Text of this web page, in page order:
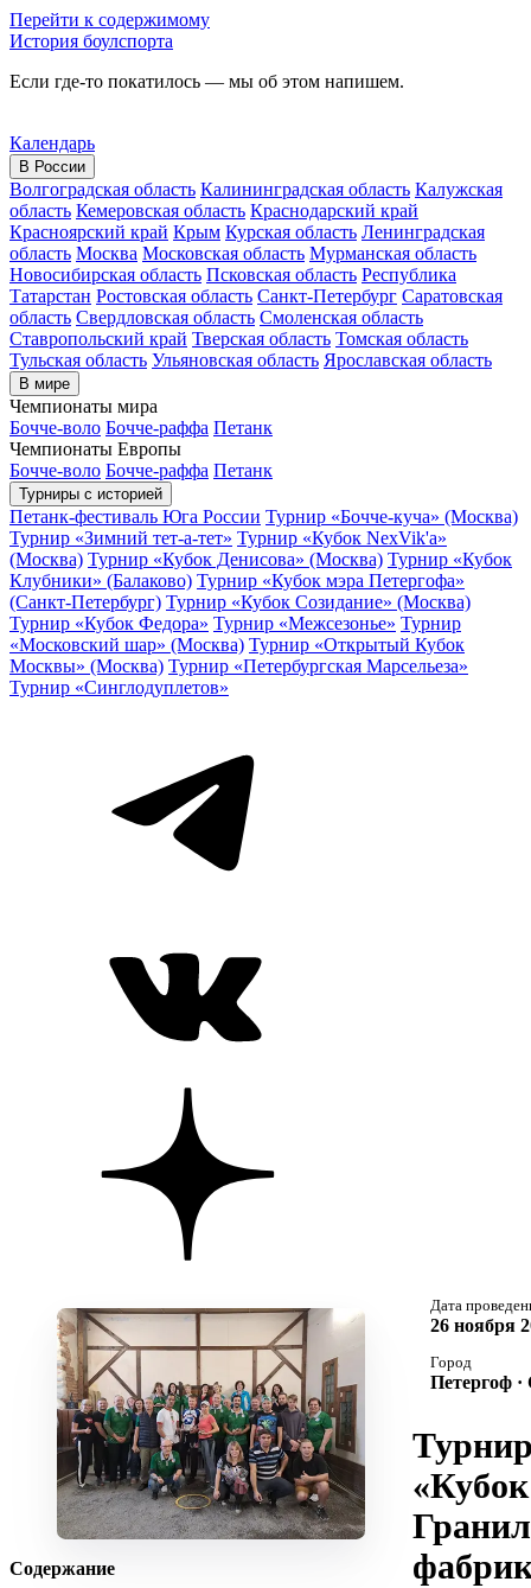
Перейти к содержимому
История боулспорта
Если где-то покатилось — мы об этом напишем.
Календарь
В России
Волгоградская область Калининградская область Калужская
область Кемеровская область Краснодарский край
Красноярский край Крым Курская область Ленинградская
область Москва Московская область Мурманская область
Новосибирская область Псковская область Республика
Татарстан Ростовская область Санкт-Петербург Саратовская
область Свердловская область Смоленская область
Ставропольский край Тверская область Томская область
Тульская область Ульяновская область Ярославская область
В мире
Чемпионаты мира
Бочче-воло Бочче-раффа Петанк
Чемпионаты Европы
Бочче-воло Бочче-раффа Петанк
Турниры с историей
Петанк-фестиваль Юга России Турнир «Бочче-куча» (Москва)
Турнир «Зимний тет-а-тет» Турнир «Кубок NexVik'a»
(Москва) Турнир «Кубок Денисова» (Москва) Турнир «Кубок
Клубники» (Балаково) Турнир «Кубок мэра Петергофа»
(Санкт-Петербург) Турнир «Кубок Созидание» (Москва)
Турнир «Кубок Федора» Турнир «Межсезонье» Турнир
«Московский шар» (Москва) Турнир «Открытый Кубок
Москвы» (Москва) Турнир «Петербургская Марсельеза»
Турнир «Синглодуплетов»
Содержание
Дата
26 ноября
Город
Петергоф ·
«Кубок